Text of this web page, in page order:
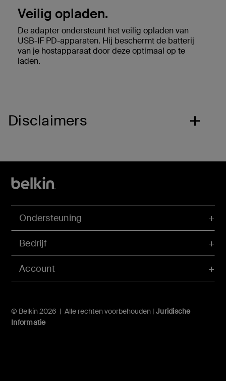
Veilig opladen.
De adapter ondersteunt het veilig opladen van
USB-IF PD-apparaten. Hij beschermt de batterij
van je hostapparaat door deze optimaal op te
laden.
Disclaimers
Account
Ondersteuning
Bedrijf
© Belkin 2026 | Alle rechten voorbehouden | Juridische
Informatie